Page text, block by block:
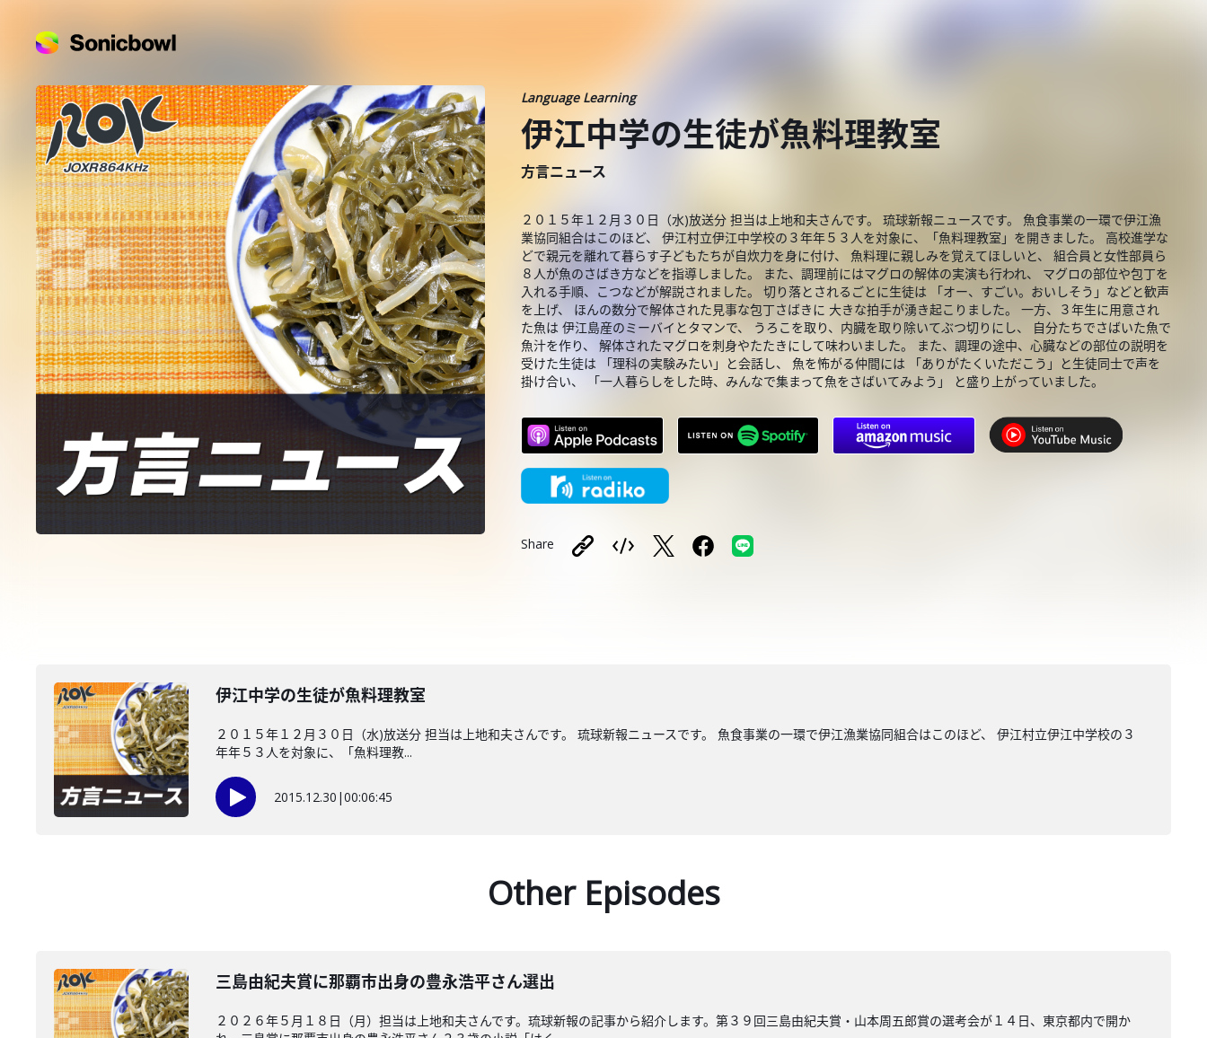
Language Learning
伊江中学の生徒が魚料理教室
方言ニュース
２０１５年１２月３０日（水)放送分 担当は上地和夫さんです。 琉球新報ニュースです。 魚食事業の一環で伊江漁
業協同組合はこのほど、 伊江村立伊江中学校の３年年５３人を対象に、「魚料理教室」を開きました。 高校進学な
どで親元を離れて暮らす子どもたちが自炊力を身に付け、 魚料理に親しみを覚えてほしいと、 組合員と女性部員ら
８人が魚のさばき方などを指導しました。 また、調理前にはマグロの解体の実演も行われ、 マグロの部位や包丁を
入れる手順、こつなどが解説されました。 切り落とされるごとに生徒は 「オー、すごい。おいしそう」などと歓声
を上げ、 ほんの数分で解体された見事な包丁さばきに 大きな拍手が湧き起こりました。 一方、３年生に用意され
た魚は 伊江島産のミーバイとタマンで、 うろこを取り、内臓を取り除いてぶつ切りにし、 自分たちでさばいた魚で
魚汁を作り、 解体されたマグロを刺身やたたきにして味わいました。 また、調理の途中、心臓などの部位の説明を
受けた生徒は 「理科の実験みたい」と会話し、 魚を怖がる仲間には 「ありがたくいただこう」と生徒同士で声を
掛け合い、 「一人暮らしをした時、みんなで集まって魚をさばいてみよう」 と盛り上がっていました。
Share
伊江中学の生徒が魚料理教室
２０１５年１２月３０日（水)放送分 担当は上地和夫さんです。 琉球新報ニュースです。 魚食事業の一環で伊江漁業協同組合はこのほど、 伊江村立伊江中学校の３
年年５３人を対象に、「魚料理教...
2015.12.30 |00:06:45
Other Episodes
三島由紀夫賞に那覇市出身の豊永浩平さん選出
２０２６年５月１８日（月）担当は上地和夫さんです。琉球新報の記事から紹介します。第３９回三島由紀夫賞・山本周五郎賞の選考会が１４日、東京都内で開か